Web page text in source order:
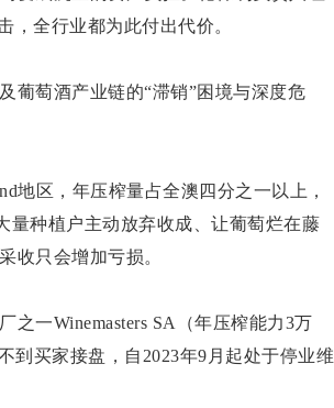
，全行业都为此付出代价。
葡萄酒产业链的“滞销”困境与深度危
地区，年压榨量占全澳四分之一以上，
种植户主动放弃收成、让葡萄烂在藤
收只会增加亏损。
一Winemasters SA（年压榨能力3万
到买家接盘，自2023年9月起处于停业维